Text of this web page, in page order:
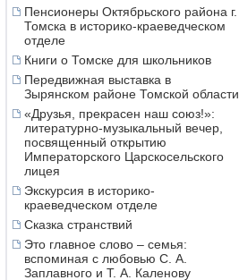
Пенсионеры Октябрьского района г.
Томска в историко-краеведческом
отделе
Книги о Томске для школьников
Передвижная выставка в
Зырянском районе Томской области
«Друзья, прекрасен наш союз!»:
литературно-музыкальный вечер,
посвященный открытию
Императорского Царскосельского
лицея
Экскурсия в историко-
краеведческом отделе
Сказка странствий
Это главное слово – семья:
вспоминая с любовью С. А.
Заплавного и Т. А. Каленову